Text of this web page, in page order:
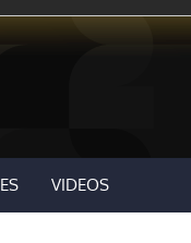
VIDEOS